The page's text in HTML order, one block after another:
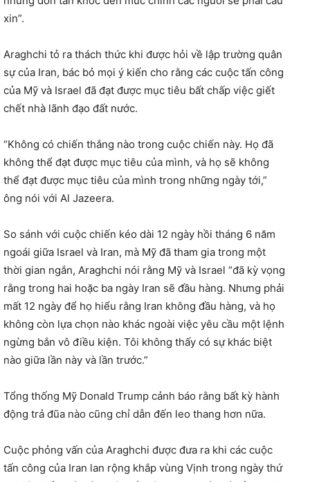
xin”.
Araghchi tỏ ra thách thức khi được hỏi về lập trường quân
sự của Iran, bác bỏ mọi ý kiến ​​cho rằng các cuộc tấn công
của Mỹ và Israel đã đạt được mục tiêu bất chấp việc giết
chết nhà lãnh đạo đất nước.
“Không có chiến thắng nào trong cuộc chiến này. Họ đã
không thể đạt được mục tiêu của mình, và họ sẽ không
thể đạt được mục tiêu của mình trong những ngày tới,”
ông nói với Al Jazeera.
So sánh với cuộc chiến kéo dài 12 ngày hồi tháng 6 năm
ngoái giữa Israel và Iran, mà Mỹ đã tham gia trong một
thời gian ngắn, Araghchi nói rằng Mỹ và Israel “đã kỳ vọng
rằng trong hai hoặc ba ngày Iran sẽ đầu hàng. Nhưng phải
mất 12 ngày để họ hiểu rằng Iran không đầu hàng, và họ
không còn lựa chọn nào khác ngoài việc yêu cầu một lệnh
ngừng bắn vô điều kiện. Tôi không thấy có sự khác biệt
nào giữa lần này và lần trước.”
Tổng thống Mỹ Donald Trump cảnh báo rằng bất kỳ hành
động trả đũa nào cũng chỉ dẫn đến leo thang hơn nữa.
Cuộc phỏng vấn của Araghchi được đưa ra khi các cuộc
tấn công của Iran lan rộng khắp vùng Vịnh trong ngày thứ